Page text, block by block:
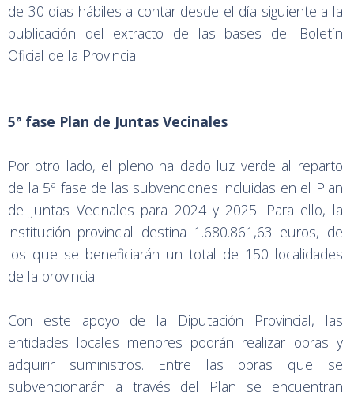
de 30 días hábiles a contar desde el día siguiente a la
publicación del extracto de las bases del Boletín
Oficial de la Provincia.
5ª fase Plan de Juntas Vecinales
Por otro lado, el pleno ha dado luz verde al reparto
de la 5ª fase de las subvenciones incluidas en el Plan
de Juntas Vecinales para 2024 y 2025. Para ello, la
institución provincial destina 1.680.861,63 euros, de
los que se beneficiarán un total de 150 localidades
de la provincia.
Con este apoyo de la Diputación Provincial, las
entidades locales menores podrán realizar obras y
adquirir suministros. Entre las obras que se
subvencionarán a través del Plan se encuentran